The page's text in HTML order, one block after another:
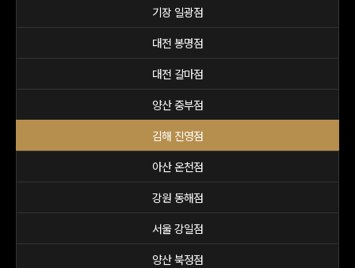
기장 일광점
대전 봉명점
대전 갈마점
양산 중부점
김해 진영점
아산 온천점
강원 동해점
서울 강일점
양산 북정점